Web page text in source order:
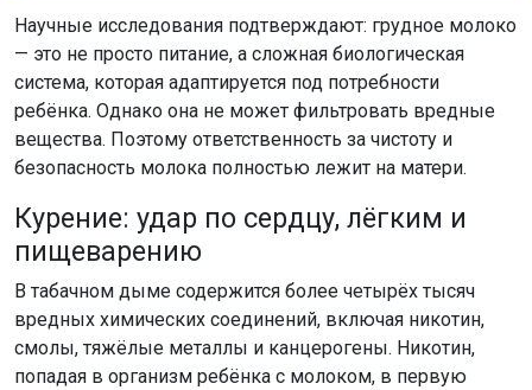
Научные исследования подтверждают: грудное молоко
— это не просто питание, а сложная биологическая
система, которая адаптируется под потребности
ребёнка. Однако она не может фильтровать вредные
вещества. Поэтому ответственность за чистоту и
безопасность молока полностью лежит на матери.
Курение: удар по сердцу, лёгким и
пищеварению
В табачном дыме содержится более четырёх тысяч
вредных химических соединений, включая никотин,
смолы, тяжёлые металлы и канцерогены. Никотин,
попадая в организм ребёнка с молоком, в первую